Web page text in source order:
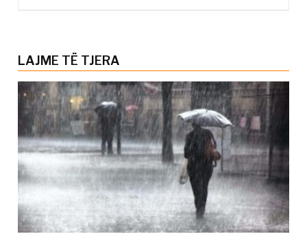
LAJME TË TJERA